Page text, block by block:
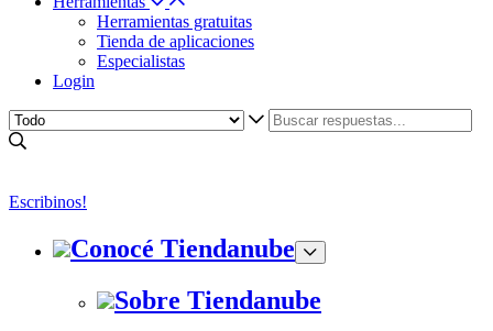
Herramientas gratuitas
Tienda de aplicaciones
Especialistas
Login
Escribinos!
Conocé Tiendanube
Sobre Tiendanube